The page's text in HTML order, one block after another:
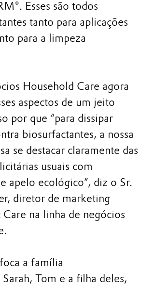
Esses são todos
tanto para aplicações
para a limpeza
Household Care agora
aspectos de um jeito
por que “para dissipar
biosurfactantes, a nossa
se destacar claramente das
usuais com
apelo ecológico”, diz o Sr.
diretor de marketing
na linha de negócios
a família
Tom e a filha deles,